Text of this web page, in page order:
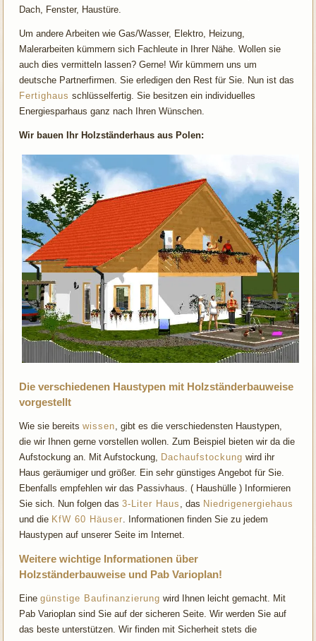
Dach, Fenster, Haustüre.
Um andere Arbeiten wie Gas/Wasser, Elektro, Heizung,
Malerarbeiten kümmern sich Fachleute in Ihrer Nähe. Wollen sie
auch dies vermitteln lassen? Gerne! Wir kümmern uns um
deutsche Partnerfirmen. Sie erledigen den Rest für Sie. Nun ist das
Fertighaus schlüsselfertig. Sie besitzen ein individuelles
Energiesparhaus ganz nach Ihren Wünschen.
Wir bauen Ihr Holzständerhaus aus Polen:
Die verschiedenen Haustypen mit Holzständerbauweise
vorgestellt
Wie sie bereitswissen , gibt es die verschiedensten Haustypen,
die wir Ihnen gerne vorstellen wollen. Zum Beispiel bieten wir da die
Aufstockung an. Mit Aufstockung, Dachaufstockung wird ihr
Haus geräumiger und größer. Ein sehr günstiges Angebot für Sie.
Ebenfalls empfehlen wir das Passivhaus. ( Haushülle ) Informieren
Sie sich. Nun folgen das3-Liter Haus , das Niedrigenergiehaus
und die KfW 60 Häuser . Informationen finden Sie zu jedem
Haustypen auf unserer Seite im Internet.
Weitere wichtige Informationen über
Holzständerbauweise und Pab Varioplan!
Einegünstige Baufinanzierung wird Ihnen leicht gemacht. Mit
Pab Varioplan sind Sie auf der sicheren Seite. Wir werden Sie auf
das beste unterstützen. Wir finden mit Sicherheit stets die